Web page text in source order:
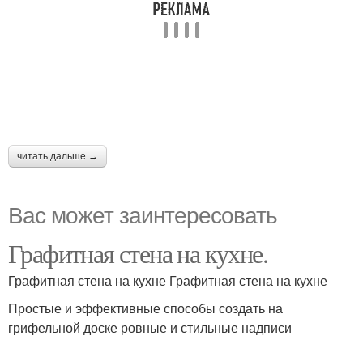
читать дальше →
Вас может заинтересовать
Графитная стена на кухне.
Графитная стена на кухне Графитная стена на кухне
Простые и эффективные способы создать на
грифельной доске ровные и стильные надписи